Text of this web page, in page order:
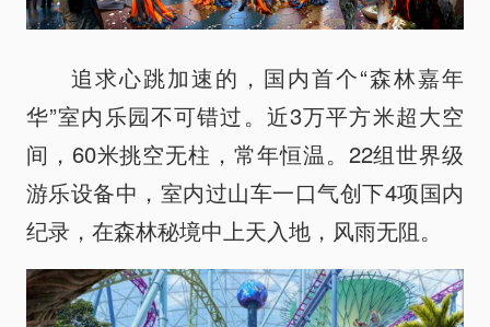
追求心跳加速的，国内首个“森林嘉年
华”室内乐园不可错过。近3万平方米超大空
间，60米挑空无柱，常年恒温。22组世界级
游乐设备中，室内过山车一口气创下4项国内
纪录，在森林秘境中上天入地，风雨无阻。